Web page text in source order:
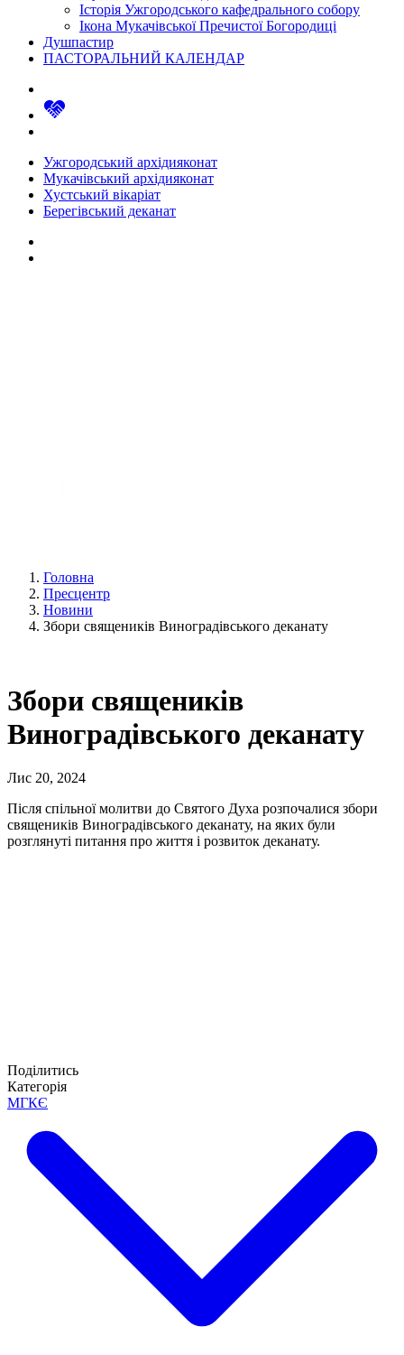
Історія Ужгородського кафедрального собору
Ікона Мукачівської Пречистої Богородиці
Душпастир
ПАСТОРАЛЬНИЙ КАЛЕНДАР
Ужгородський архідияконат
Мукачівський архідияконат
Хустський вікаріат
Берегівський деканат
Головна
Пресцентр
Новини
Збори священиків Виноградівського деканату
Збори священиків
Виноградівського деканату
Лис 20, 2024
Після спільної молитви до Святого Духа розпочалися збори
священиків Виноградівського деканату, на яких були
розглянуті питання про життя і розвиток деканату.
Поділитись
Категорія
МГКЄ